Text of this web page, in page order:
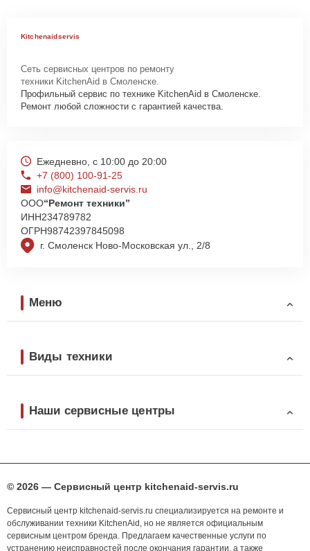
Kitchenaidservis
Сеть сервисных центров по ремонту
техники KitchenAid в Смоленске.
Профильный сервис по технике KitchenAid в Смоленске.
Ремонт любой сложности с гарантией качества.
г. Смоленск Ново-Московская ул., 2/8
Ежедневно, с 10:00 до 20:00
+7 (800) 100-91-25
info@kitchenaid-servis.ru
ООО“Ремонт техники”
ИНН234789782
ОГРН98742397845098
Меню
Виды техники
Наши сервисные центры
© 2026 — Сервисный центр kitchenaid-servis.ru
Сервисный центр kitchenaid-servis.ru специализируется на ремонте и
обслуживании техники KitchenAid, но не является официальным
сервисным центром бренда. Предлагаем качественные услуги по
устранению неисправностей после окончания гарантии, а также